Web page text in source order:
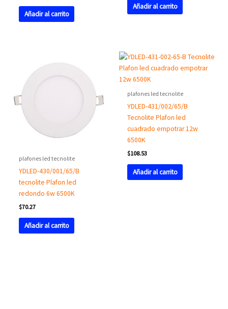
Añadir al carrito
Añadir al carrito
plafones led tecnolite
YDLED-430/001/65/B
tecnolite Plafon led
redondo 6w 6500K
$70.27
Añadir al carrito
plafones led tecnolite
YDLED-431/002/65/B
Tecnolite Plafon led
cuadrado empotrar 12w
6500K
$108.53
Añadir al carrito